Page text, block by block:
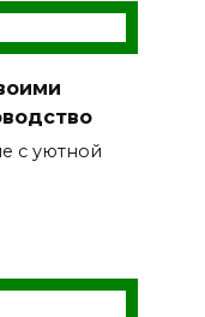
с уютной